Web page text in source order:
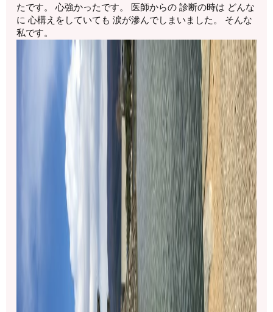
たです。 心強かったです。 医師からの 診断の時は どんな
に 心構えをしていても 涙が滲んでしまいました。 そんな
私です。